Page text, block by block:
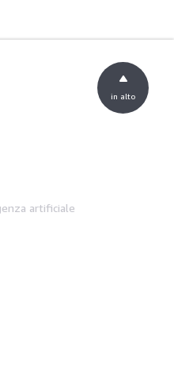
artificiale
in alto